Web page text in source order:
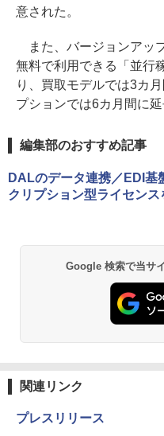
意された。
また、バージョンアッ
無料で利用できる「並行
り、買取モデルでは3カ
プションでは6カ月間に延
編集部のおすすめ記事
DALのデータ連携／EDI基
クリプション型ライセン
Google 検索で当サ
関連リンク
プレスリリース